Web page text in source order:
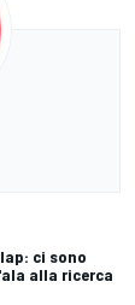
ci sono
alla ricerca